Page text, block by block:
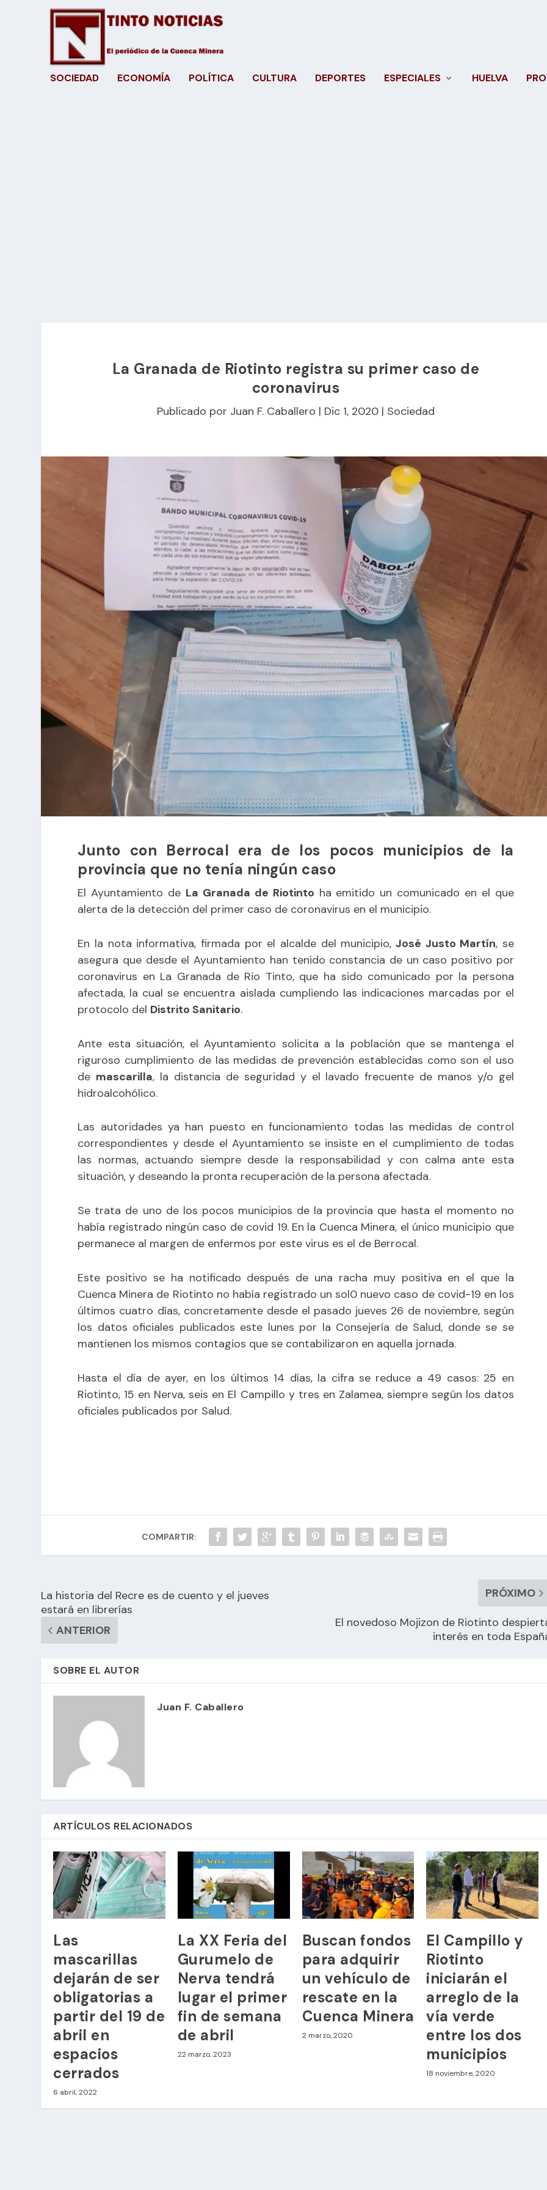
SOCIEDAD ECONOMÍA POLÍTICA CULTURA DEPORTES ESPECIALES HUELVA
La Granada de Riotinto registra su primer caso de
coronavirus
Publicado por Juan F. Caballero | Dic 1, 2020 | Sociedad
Junto con Berrocal era de los pocos municipios de la
provincia que no tenía ningún caso
El Ayuntamiento de La Granada de Riotinto ha emitido un comunicado en el que
alerta de la detección del primer caso de coronavirus en el municipio.
En la nota informativa, firmada por el alcalde del municipio, José Justo Martín, se
asegura que desde el Ayuntamiento han tenido constancia de un caso positivo por
coronavirus en La Granada de Rio Tinto, que ha sido comunicado por la persona
afectada, la cual se encuentra aislada cumpliendo las indicaciones marcadas por el
protocolo del Distrito Sanitario.
Ante esta situación, el Ayuntamiento solicita a la población que se mantenga el
riguroso cumplimiento de las medidas de prevención establecidas como son el uso
de mascarilla, la distancia de seguridad y el lavado frecuente de manos y/o gel
hidroalcohólico.
Las autoridades ya han puesto en funcionamiento todas las medidas de control
correspondientes y desde el Ayuntamiento se insiste en el cumplimiento de todas
las normas, actuando siempre desde la responsabilidad y con calma ante esta
situación, y deseando la pronta recuperación de la persona afectada.
Se trata de uno de los pocos municipios de la provincia que hasta el momento no
había registrado ningún caso de covid 19. En la Cuenca Minera, el único municipio que
permanece al margen de enfermos por este virus es el de Berrocal.
Este positivo se ha notificado después de una racha muy positiva en el que la
Cuenca Minera de Riotinto no había registrado un sol0 nuevo caso de covid-19 en los
últimos cuatro días, concretamente desde el pasado jueves 26 de noviembre, según
los datos oficiales publicados este lunes por la Consejería de Salud, donde se se
mantienen los mismos contagios que se contabilizaron en aquella jornada.
Hasta el día de ayer, en los últimos 14 días, la cifra se reduce a 49 casos: 25 en
Riotinto, 15 en Nerva, seis en El Campillo y tres en Zalamea, siempre según los datos
oficiales publicados por Salud.
COMPARTIR:
La historia del Recre es de cuento y el jueves
estará en librerías
ANTERIOR
PRÓXIMO
El novedoso Mojizon de Riotinto
interés en toda
SOBRE EL AUTOR
Juan F. Caballero
ARTÍCULOS RELACIONADOS
Las
mascarillas
dejarán de ser
obligatorias a
partir del 19 de
abril en
espacios
cerrados
6 abril, 2022
La XX Feria del
Gurumelo de
Nerva tendrá
lugar el primer
fin de semana
de abril
22 marzo, 2023
Buscan fondos
para adquirir
un vehículo de
rescate en la
Cuenca Minera
2 marzo, 2020
El Campillo y
Riotinto
iniciarán el
arreglo de la
vía verde
entre los dos
municipios
18 noviembre, 2020